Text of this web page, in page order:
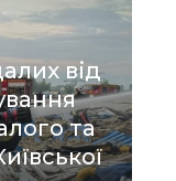
від
та